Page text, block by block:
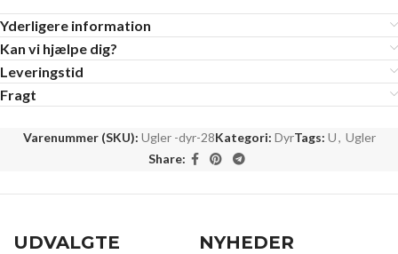
Yderligere information
Kan vi hjælpe dig?
Leveringstid
Fragt
Varenummer (SKU): Ugler -dyr-28Kategori: DyrTags: U, Ugler
Share:
UDVALGTE
NYHEDER